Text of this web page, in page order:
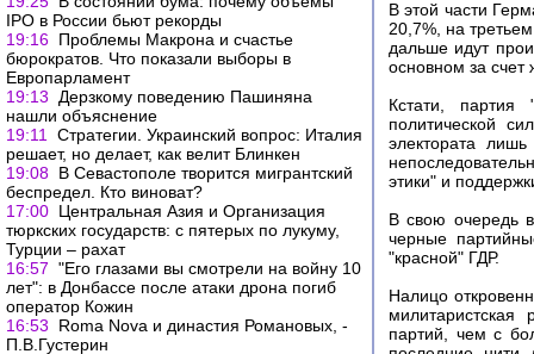
IPO в России бьют рекорды
19:16 Проблемы Макрона и счастье
бюрократов. Что показали выборы в
Европарламент
19:13
Дерзкому поведению Пашиняна
нашли объяснение
19:11
Стратегии. Украинский вопрос: Италия
решает, но делает, как велит Блинкен
19:08 В Севастополе творится мигрантский
беспредел. Кто виноват?
17:00 Центральная Азия и Организация
тюркских государств: с пятерых по лукуму,
Турции – рахат
16:57 "Его глазами вы смотрели на войну 10
лет": в Донбассе после атаки дрона погиб
оператор Кожин
16:53
Roma Nova и династия Романовых, -
П.В.Густерин
В этой части
20,7%, на
дальше идут
основном за
Кстати,
политической
электората
этики" и
В свою очередь
черные
"красной" ГДР.
Налицо
милитаристская
партий, чем с